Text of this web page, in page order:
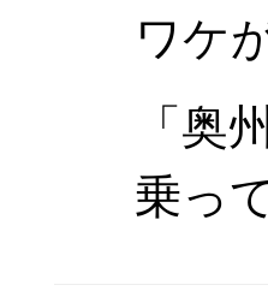
ワケ
「奥
乗っ